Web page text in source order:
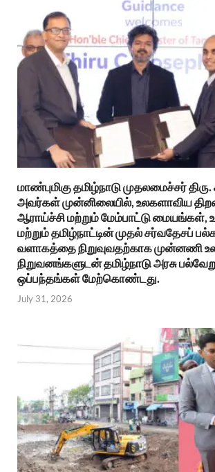
மாண்புமிகு தமிழ்நாடு முதலமைச்சர்
அவர்கள் முன்னிலையில், உலகளாவிய
ஆராய்ச்சி மற்றும் மேம்பாட்டு மையங்கள்,
மற்றும் தமிழ்நாட்டின் முதல் சர்வதேசப்
வளாகத்தை நிறுவுவதற்காக முன்னணி
நிறுவனங்களுடன் தமிழ்நாடு அரசு பல்வேறு
ஒப்பந்தங்கள் மேற்கொண்டது.
July 31, 2026